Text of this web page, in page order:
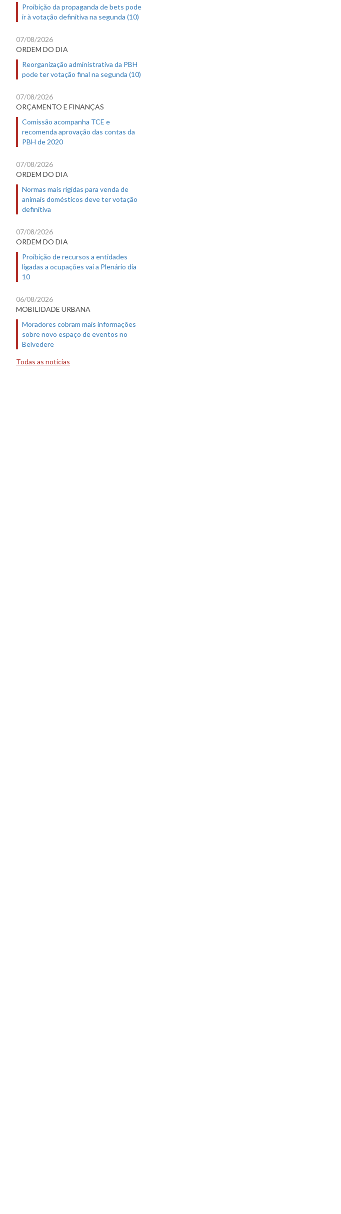
Proibição da propaganda de bets pode
ir à votação definitiva na segunda (10)
07/08/2026
ORDEM DO DIA
Reorganização administrativa da PBH
pode ter votação final na segunda (10)
07/08/2026
ORÇAMENTO E FINANÇAS
Comissão acompanha TCE e
recomenda aprovação das contas da
PBH de 2020
07/08/2026
ORDEM DO DIA
Normas mais rígidas para venda de
animais domésticos deve ter votação
definitiva
07/08/2026
ORDEM DO DIA
Proibição de recursos a entidades
ligadas a ocupações vai a Plenário dia
10
06/08/2026
MOBILIDADE URBANA
Moradores cobram mais informações
sobre novo espaço de eventos no
Belvedere
Todas as notícias